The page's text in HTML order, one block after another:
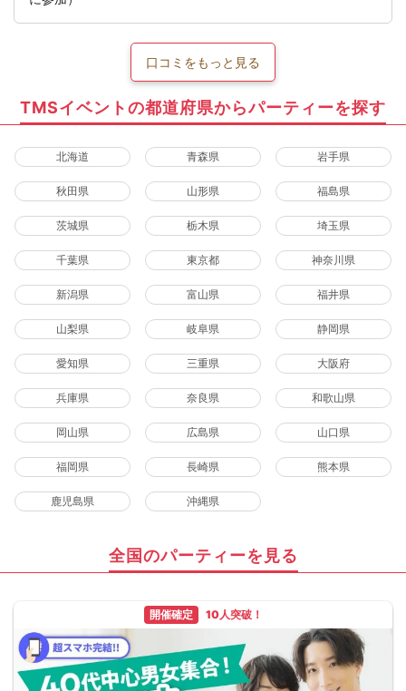
口コミをもっと見る
TMSイベントの都道府県からパーティーを探す
北海道 青森県 岩手県
秋田県 山形県 福島県
茨城県 栃木県 埼玉県
千葉県 東京都 神奈川県
新潟県 富山県 福井県
山梨県 岐阜県 静岡県
愛知県 三重県 大阪府
兵庫県 奈良県 和歌山県
岡山県 広島県 山口県
福岡県 長崎県 熊本県
鹿児島県 沖縄県
全国のパーティーを見る
開催確定 10人突破！